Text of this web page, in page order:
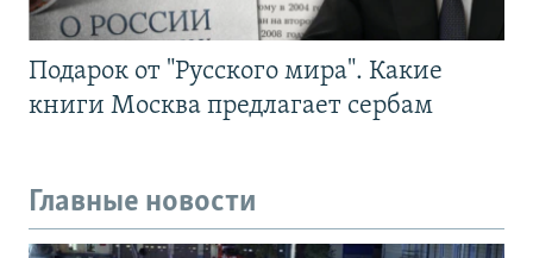
Подарок от "Русского мира". Какие
книги Москва предлагает сербам
Главные новости